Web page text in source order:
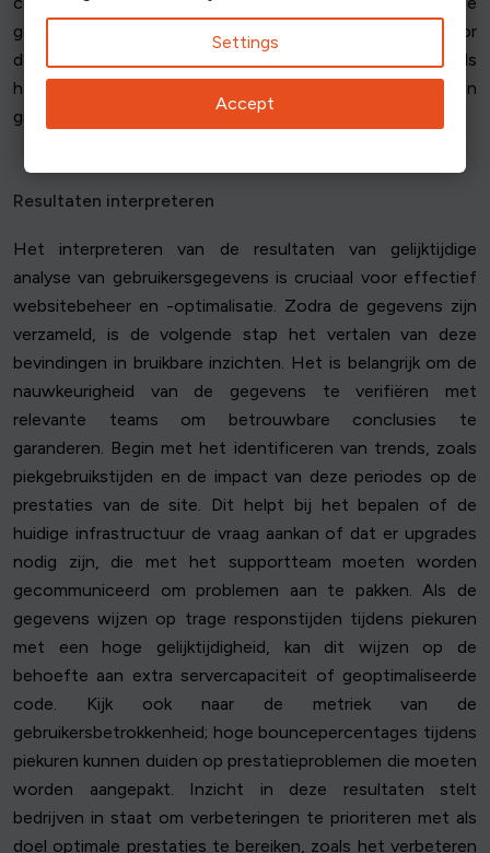
gebruikerservaring. Deze proactieve aanpak zorgt ervoor
dat websites responsief en betrouwbaar blijven, zelfs als
het aantal gelijktijdige gebruikers in websiteomgevingen
groeit.
Resultaten interpreteren
Het interpreteren van de resultaten van gelijktijdige
analyse van gebruikersgegevens is cruciaal voor effectief
websitebeheer en -optimalisatie. Zodra de gegevens zijn
verzameld, is de volgende stap het vertalen van deze
bevindingen in bruikbare inzichten. Het is belangrijk om de
nauwkeurigheid van de gegevens te verifiëren met
relevante teams om betrouwbare conclusies te
garanderen. Begin met het identificeren van trends, zoals
piekgebruikstijden en de impact van deze periodes op de
prestaties van de site. Dit helpt bij het bepalen of de
huidige infrastructuur de vraag aankan of dat er upgrades
nodig zijn, die met het supportteam moeten worden
gecommuniceerd om problemen aan te pakken. Als de
gegevens wijzen op trage responstijden tijdens piekuren
met een hoge gelijktijdigheid, kan dit wijzen op de
behoefte aan extra servercapaciteit of geoptimaliseerde
code. Kijk ook naar de metriek van de
gebruikersbetrokkenheid; hoge bouncepercentages tijdens
piekuren kunnen duiden op prestatieproblemen die moeten
worden aangepakt. Inzicht in deze resultaten stelt
bedrijven in staat om verbeteringen te prioriteren met als
doel optimale prestaties te bereiken, zoals het verbeteren
Settings
Accept